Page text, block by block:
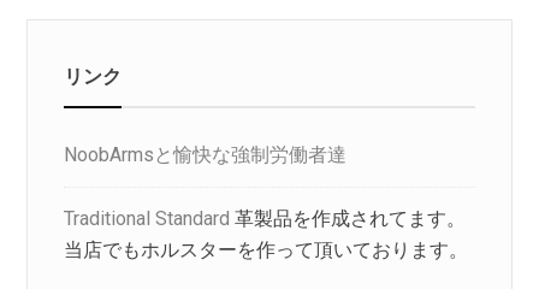
リンク
NoobArmsと愉快な強制労働者達
Traditional Standard 革製品を作成されてます。
当店でもホルスターを作って頂いております。